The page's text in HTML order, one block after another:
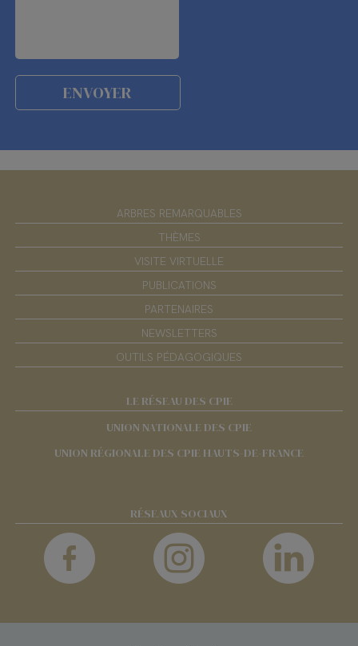
ARBRES REMARQUABLES
THÈMES
VISITE VIRTUELLE
PUBLICATIONS
PARTENAIRES
NEWSLETTERS
OUTILS PÉDAGOGIQUES
LE RÉSEAU DES CPIE
UNION NATIONALE DES CPIE
UNION RÉGIONALE DES CPIE HAUTS-DE-FRANCE
RÉSEAUX SOCIAUX